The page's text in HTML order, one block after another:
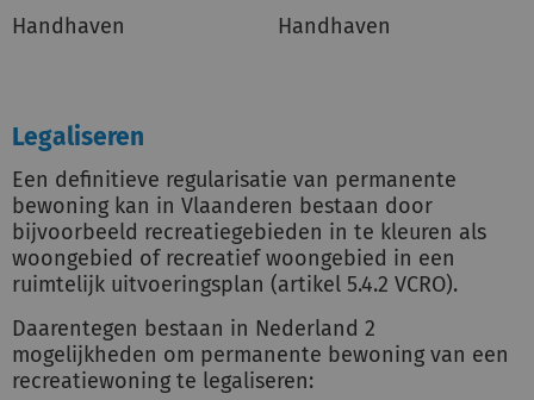
Handhaven Handhaven
Legaliseren
Een definitieve regularisatie van permanente
bewoning kan in Vlaanderen bestaan door
bijvoorbeeld recreatiegebieden in te kleuren als
woongebied of recreatief woongebied in een
ruimtelijk uitvoeringsplan (artikel 5.4.2 VCRO).
Daarentegen bestaan in Nederland 2
mogelijkheden om permanente bewoning van een
recreatiewoning te legaliseren: